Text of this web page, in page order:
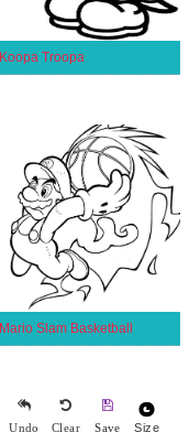
Koopa Troopa
Mario Slam Basketball
Undo Clear Save Size